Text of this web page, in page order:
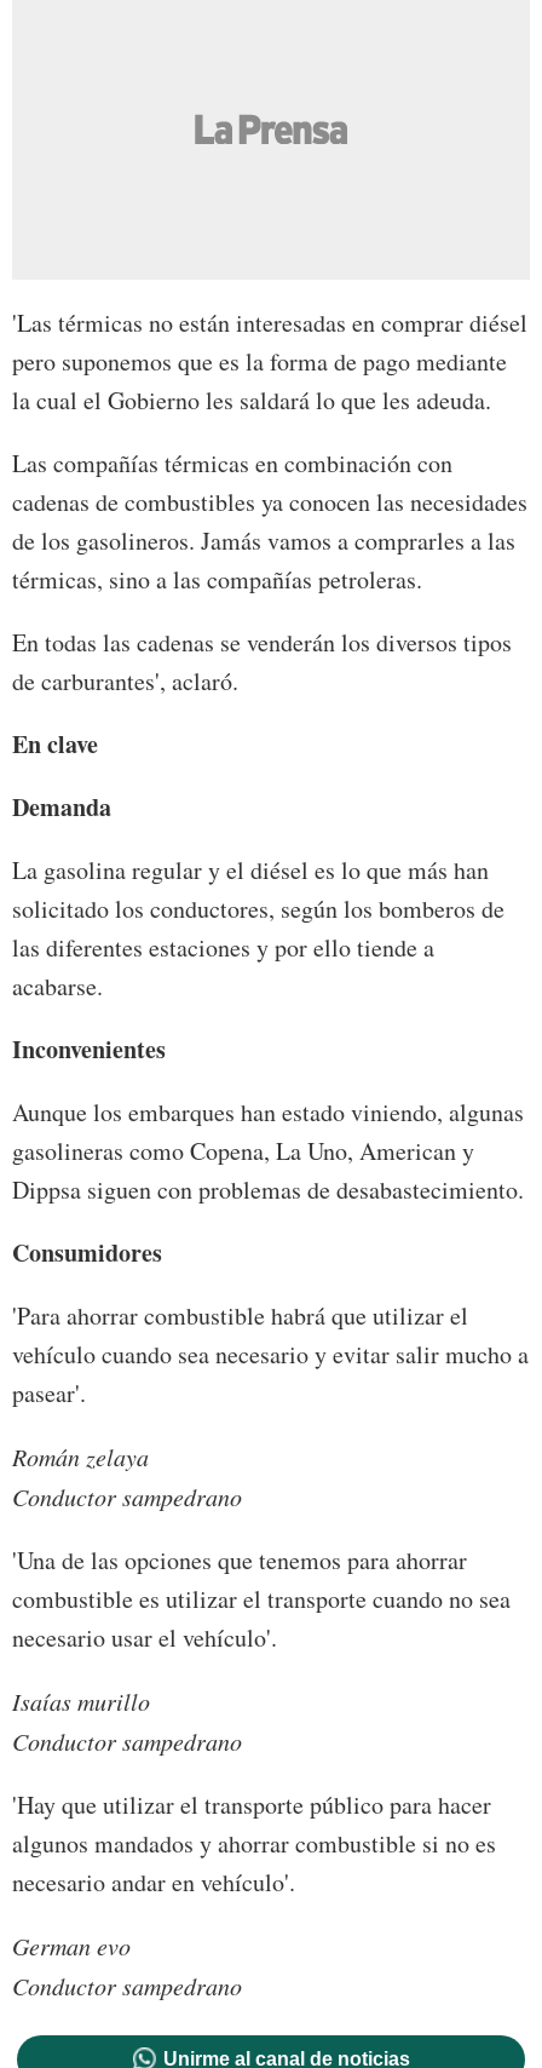
'Las térmicas no están interesadas en comprar diésel
pero suponemos que es la forma de pago mediante
la cual el Gobierno les saldará lo que les adeuda.
Las compañías térmicas en combinación con
cadenas de combustibles ya conocen las necesidades
de los gasolineros. Jamás vamos a comprarles a las
térmicas, sino a las compañías petroleras.
En todas las cadenas se venderán los diversos tipos
de carburantes', aclaró.
En clave
Demanda
La gasolina regular y el diésel es lo que más han
solicitado los conductores, según los bomberos de
las diferentes estaciones y por ello tiende a
acabarse.
Inconvenientes
Aunque los embarques han estado viniendo, algunas
gasolineras como Copena, La Uno, American y
Dippsa siguen con problemas de desabastecimiento.
Consumidores
'Para ahorrar combustible habrá que utilizar el
vehículo cuando sea necesario y evitar salir mucho a
pasear'.
Román zelaya
Conductor sampedrano
'Una de las opciones que tenemos para ahorrar
combustible es utilizar el transporte cuando no sea
necesario usar el vehículo'.
Isaías murillo
Conductor sampedrano
'Hay que utilizar el transporte público para hacer
algunos mandados y ahorrar combustible si no es
necesario andar en vehículo'.
German evo
Conductor sampedrano
Unirme al canal de noticias